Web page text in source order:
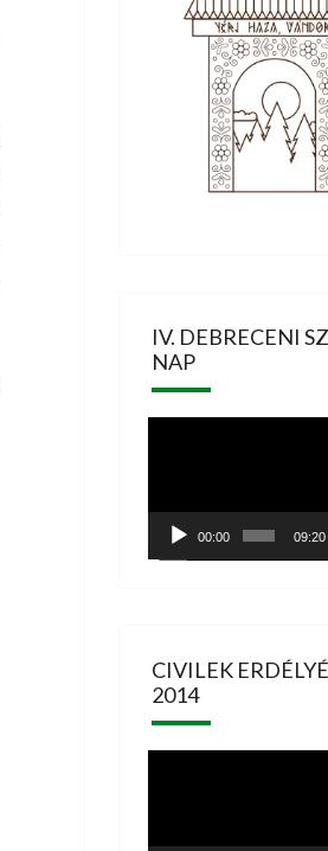
IV. DEBRECENI
NAP
00:00 09:20
CIVILEK
2014